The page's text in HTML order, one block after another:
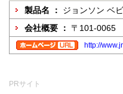
製品名 ： ジョンソン ベ
会社概要 ： 〒101-0065
http://
PRサイト